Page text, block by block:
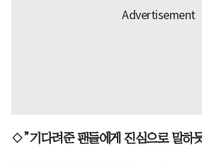
◇”기다려준 팬들에게 진심으로 말하